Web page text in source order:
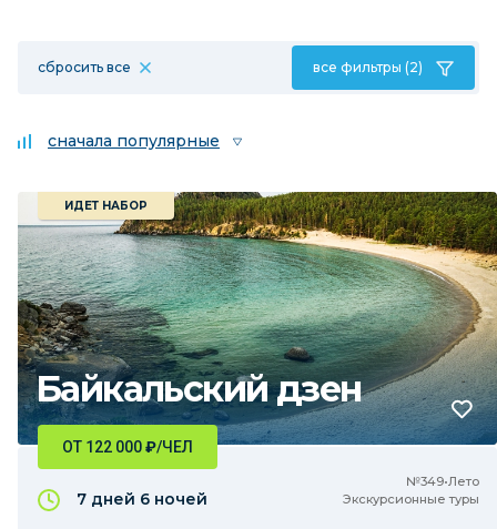
сбросить все все фильтры (2)
сначала популярные
Байкальский дзен
ИДЕТ НАБОР
№349•Лето
Экскурсионные туры
ОТ 122 000₽/ЧЕЛ
7 дней 6 ночей